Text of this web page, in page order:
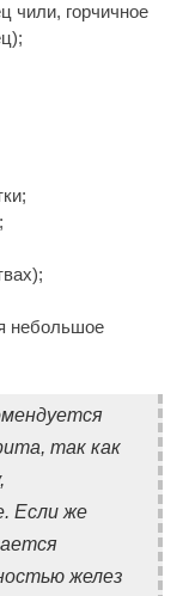
чили, горчичное
небольшое
так как
Если же
желез